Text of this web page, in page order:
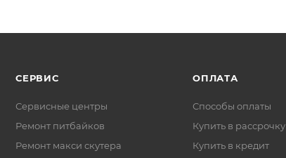
СЕРВИС
Сервисные центры
Ремонт питбайков
Ремонт макси скутера
ОПЛАТА
Способы оплаты
Купить в рассрочку
Купить в кредит